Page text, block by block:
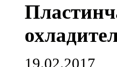
19.02.2017